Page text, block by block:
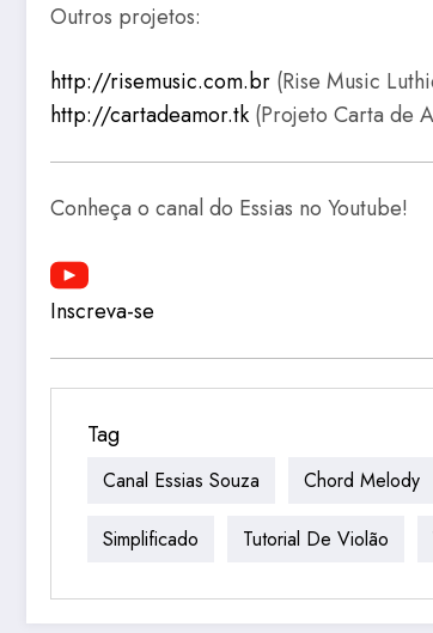
Outros projetos:
http://risemusic.com.br (Rise Music
http://cartadeamor.tk (Projeto Carta de
Conheça o canal do Essias no Youtube!
Inscreva-se
Tag
Canal Essias Souza Chord Melody
Simplificado Tutorial De Violão